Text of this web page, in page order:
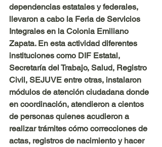
dependencias estatales y federales,
llevaron a cabo la Feria de Servicios
Integrales en la Colonia Emiliano
Zapata. En esta actividad diferentes
instituciones como DIF Estatal,
Secretaría del Trabajo, Salud, Registro
Civil, SEJUVE entre otras, instalaron
módulos de atención ciudadana donde
en coordinación, atendieron a cientos
de personas quienes acudieron a
realizar trámites cómo correcciones de
actas, registros de nacimiento y hacer